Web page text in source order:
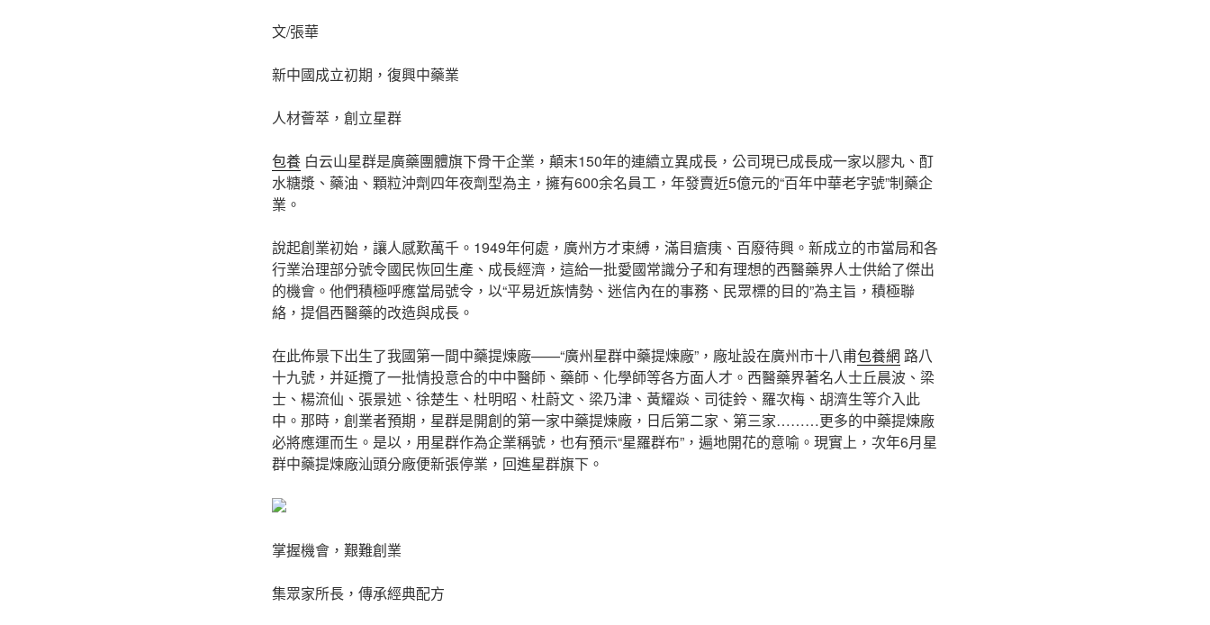
文/張華
新中國成立初期，復興中藥業
人材薈萃，創立星群
包養 白云山星群是廣藥團體旗下骨干企業，顛末150年的連續立異成長，公司現已成長成一家以膠丸、酊
水糖漿、藥油、顆粒沖劑四年夜劑型為主，擁有600余名員工，年發賣近5億元的“百年中華老字號”制藥企
業。
說起創業初始，讓人感歎萬千。1949年何處，廣州方才束縛，滿目瘡痍、百廢待興。新成立的市當局和各
行業治理部分號令國民恢回生產、成長經濟，這給一批愛國常識分子和有理想的西醫藥界人士供給了傑出
的機會。他們積極呼應當局號令，以“平易近族情勢、迷信內在的事務、民眾標的目的”為主旨，積極聯
絡，提倡西醫藥的改造與成長。
在此佈景下出生了我國第一間中藥提煉廠——“廣州星群中藥提煉廠”，廠址設在廣州市十八甫包養網 路八
十九號，并延攬了一批情投意合的中中醫師、藥師、化學師等各方面人才。西醫藥界著名人士丘晨波、梁
士、楊流仙、張景述、徐楚生、杜明昭、杜蔚文、梁乃津、黃耀焱、司徒鈴、羅次梅、胡濟生等介入此
中。那時，創業者預期，星群是開創的第一家中藥提煉廠，日后第二家、第三家………更多的中藥提煉廠
必將應運而生。是以，用星群作為企業稱號，也有預示“星羅群布”，遍地開花的意喻。現實上，次年6月星
群中藥提煉廠汕頭分廠便新張停業，回進星群旗下。
掌握機會，艱難創業
集眾家所長，傳承經典配方